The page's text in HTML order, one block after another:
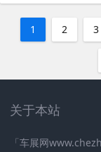
1 2 3
关于本站
「车展网